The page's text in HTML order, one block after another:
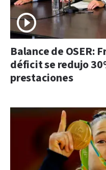
Balance de OSER:
déficit se redujo
prestaciones